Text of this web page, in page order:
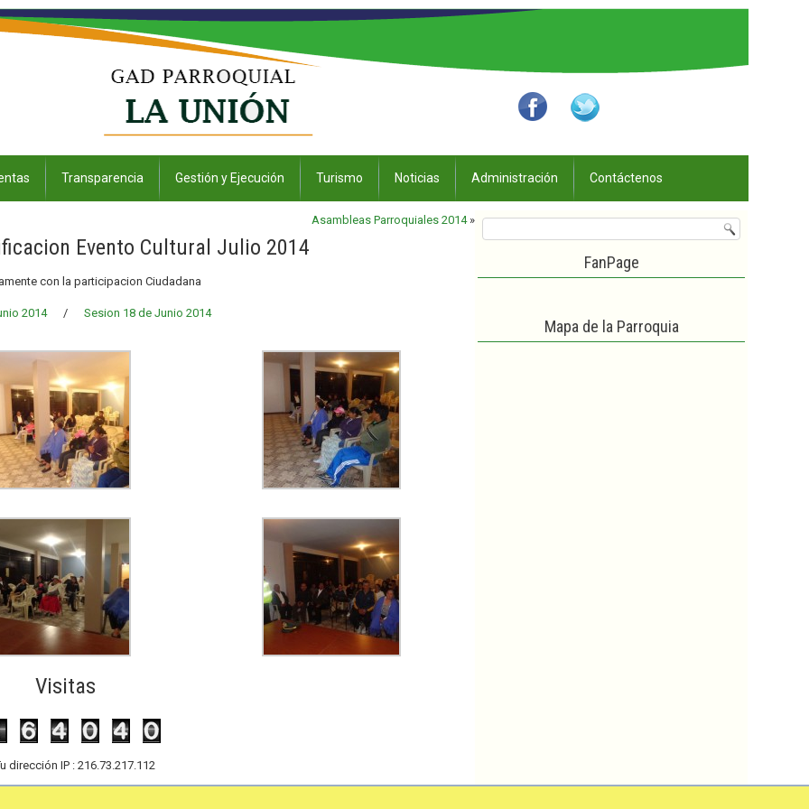
Transparencia Gestión y Ejecución Turismo Noticias Administración Contáctenos
Asambleas Parroquiales 2014»
Evento Cultural Julio 2014
con la participacion Ciudadana
2014 /Sesion 18 de Junio 2014
Visitas
dirección IP : 216.73.217.112
FanPage
Mapa de la Parroquia